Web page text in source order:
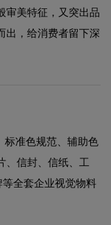
审美特征，又突出品
出，给消费者留下深
标准色规范、辅助色
、信封、信纸、工
等全套企业视觉物料